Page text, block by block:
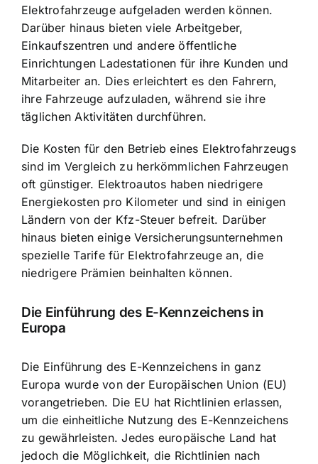
Elektrofahrzeuge aufgeladen werden können.
Darüber hinaus bieten viele Arbeitgeber,
Einkaufszentren und andere öffentliche
Einrichtungen Ladestationen für ihre Kunden und
Mitarbeiter an. Dies erleichtert es den Fahrern,
ihre Fahrzeuge aufzuladen, während sie ihre
täglichen Aktivitäten durchführen.
Die Kosten für den Betrieb eines Elektrofahrzeugs
sind im Vergleich zu herkömmlichen Fahrzeugen
oft günstiger. Elektroautos haben niedrigere
Energiekosten pro Kilometer und sind in einigen
Ländern von der Kfz-Steuer befreit. Darüber
hinaus bieten einige Versicherungsunternehmen
spezielle Tarife für Elektrofahrzeuge an, die
niedrigere Prämien beinhalten können.
Die Einführung des E-Kennzeichens in
Europa
Die Einführung des E-Kennzeichens in ganz
Europa wurde von der Europäischen Union (EU)
vorangetrieben. Die EU hat Richtlinien erlassen,
um die einheitliche Nutzung des E-Kennzeichens
zu gewährleisten. Jedes europäische Land hat
jedoch die Möglichkeit, die Richtlinien nach